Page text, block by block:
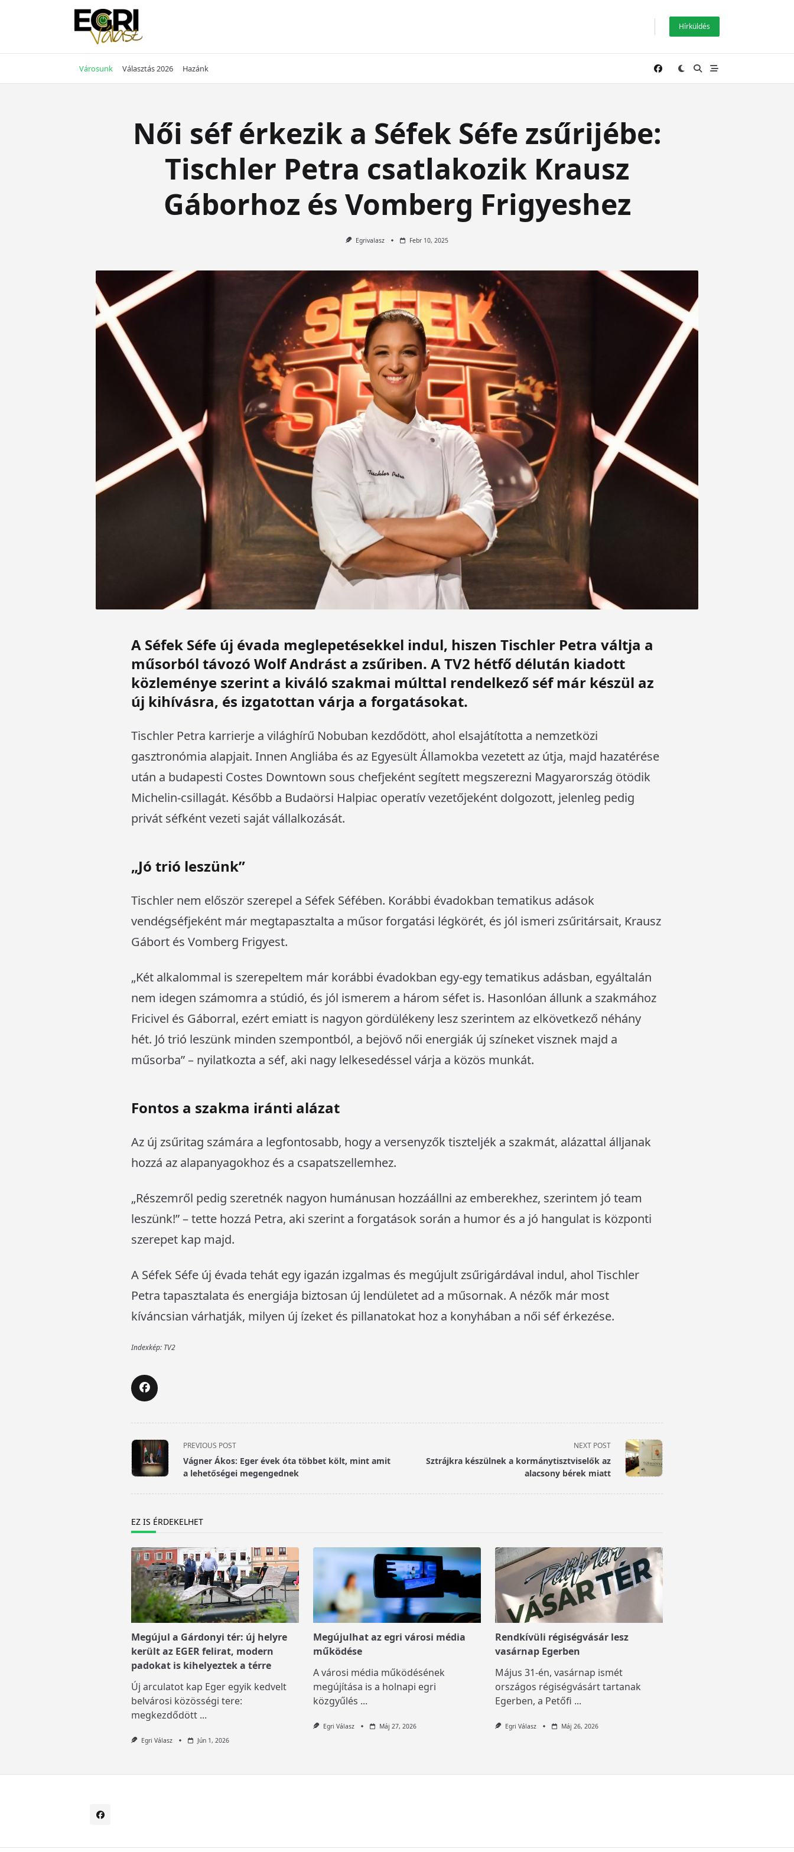
Hírküldés
Városunk Választás 2026 Hazánk
Női séf érkezik a Séfek Séfe zsűrijébe:
Tischler Petra csatlakozik Krausz
Gáborhoz és Vomberg Frigyeshez
Egrivalasz Febr 10, 2025
A Séfek Séfe új évada meglepetésekkel indul, hiszen Tischler Petra váltja a
műsorból távozó Wolf Andrást a zsűriben. A TV2 hétfő délután kiadott
közleménye szerint a kiváló szakmai múlttal rendelkező séf már készül az
új kihívásra, és izgatottan várja a forgatásokat.
Tischler Petra karrierje a világhírű Nobuban kezdődött, ahol elsajátította a nemzetközi
gasztronómia alapjait. Innen Angliába és az Egyesült Államokba vezetett az útja, majd hazatérése
után a budapesti Costes Downtown sous chefjeként segített megszerezni Magyarország ötödik
Michelin-csillagát. Később a Budaörsi Halpiac operatív vezetőjeként dolgozott, jelenleg pedig
privát séfként vezeti saját vállalkozását.
„Jó trió leszünk”
Tischler nem először szerepel a Séfek Séfében. Korábbi évadokban tematikus adások
vendégséfjeként már megtapasztalta a műsor forgatási légkörét, és jól ismeri zsűritársait, Krausz
Gábort és Vomberg Frigyest.
„Két alkalommal is szerepeltem már korábbi évadokban egy-egy tematikus adásban, egyáltalán
nem idegen számomra a stúdió, és jól ismerem a három séfet is. Hasonlóan állunk a szakmához
Fricivel és Gáborral, ezért emiatt is nagyon gördülékeny lesz szerintem az elkövetkező néhány
hét. Jó trió leszünk minden szempontból, a bejövő női energiák új színeket visznek majd a
műsorba” – nyilatkozta a séf, aki nagy lelkesedéssel várja a közös munkát.
Fontos a szakma iránti alázat
Az új zsűritag számára a legfontosabb, hogy a versenyzők tiszteljék a szakmát, alázattal álljanak
hozzá az alapanyagokhoz és a csapatszellemhez.
„Részemről pedig szeretnék nagyon humánusan hozzáállni az emberekhez, szerintem jó team
leszünk!” – tette hozzá Petra, aki szerint a forgatások során a humor és a jó hangulat is központi
szerepet kap majd.
A Séfek Séfe új évada tehát egy igazán izgalmas és megújult zsűrigárdával indul, ahol Tischler
Petra tapasztalata és energiája biztosan új lendületet ad a műsornak. A nézők már most
kíváncsian várhatják, milyen új ízeket és pillanatokat hoz a konyhában a női séf érkezése.
Indexkép: TV2
<span
class="nav-
subtitle
text">Page</span>
PREVIOUS POST
Vágner Ákos: Eger évek óta többet költ, mint amit
a lehetőségei megengednek
NEXT POST
Sztrájkra készülnek a kormánytisztviselők az
alacsony bérek miatt
EZ IS ÉRDEKELHET
Megújul a Gárdonyi tér: új helyre
került az EGER felirat, modern
padokat is kihelyeztek a térre
Új arculatot kap Eger egyik kedvelt
belvárosi közösségi tere:
megkezdődött ...
Egri Válasz Jún 1, 2026
Megújulhat az egri városi média
működése
A városi média működésének
megújítása is a holnapi egri
közgyűlés ...
Egri Válasz Máj 27, 2026
Rendkívüli régiségvásár lesz
vasárnap Egerben
Május 31-én, vasárnap ismét
országos régiségvásárt tartanak
Egerben, a Petőfi ...
Egri Válasz Máj 26, 2026